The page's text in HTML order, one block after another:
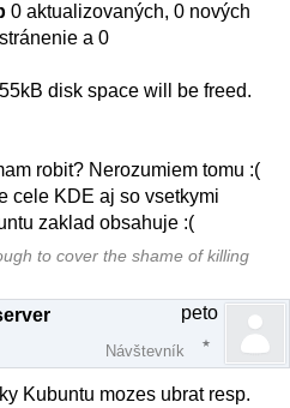
0 aktualizovaných, 0 nových
a 0
disk space will be freed.
robit? Nerozumiem tomu :(
cele KDE aj so vsetkymi
zaklad obsahuje :(
to cover the shame of killing
peto
Návštevník
Kubuntu mozes ubrat resp.